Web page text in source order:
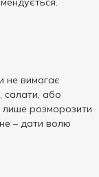
не вимагає
салати, або
лише розморозити
– дати волю